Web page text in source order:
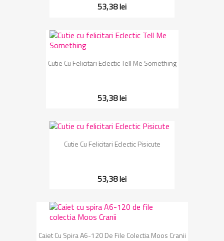
53,38 lei
Cutie Cu Felicitari Eclectic Tell Me Something
53,38 lei
Cutie Cu Felicitari Eclectic Pisicute
53,38 lei
Caiet Cu Spira A6-120 De File Colectia Moos Cranii